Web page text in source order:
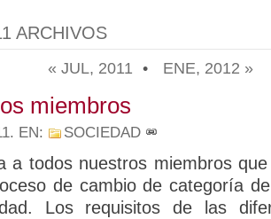
ARCHIVOS
« JUL, 2011 • ENE, 2012 »
miembros
. EN: SOCIEDAD
a todos nuestros miembros
de cambio de categoría
Los requisitos de las